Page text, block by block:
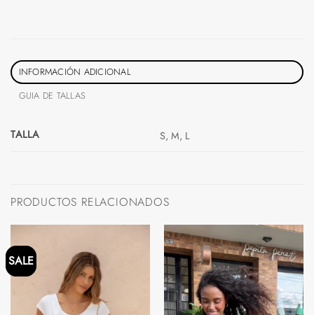
INFORMACIÓN ADICIONAL
GUIA DE TALLAS
TALLA S, M, L
PRODUCTOS RELACIONADOS
SALE